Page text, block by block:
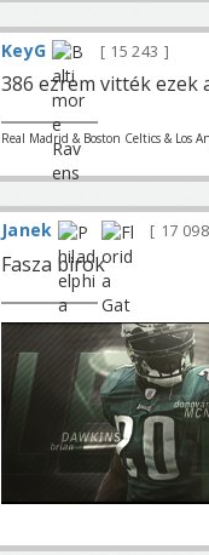
KeyG 15 243
386 ezrem vitték ezek
Real Madrid & Boston Celtics & Los
Janek 17 098
Fasza birok